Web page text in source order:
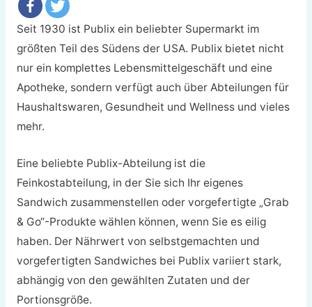
Seit 1930 ist Publix ein beliebter Supermarkt im
größten Teil des Südens der USA. Publix bietet nicht
nur ein komplettes Lebensmittelgeschäft und eine
Apotheke, sondern verfügt auch über Abteilungen für
Haushaltswaren, Gesundheit und Wellness und vieles
mehr.
Eine beliebte Publix-Abteilung ist die
Feinkostabteilung, in der Sie sich Ihr eigenes
Sandwich zusammenstellen oder vorgefertigte „Grab
& Go“-Produkte wählen können, wenn Sie es eilig
haben. Der Nährwert von selbstgemachten und
vorgefertigten Sandwiches bei Publix variiert stark,
abhängig von den gewählten Zutaten und der
Portionsgröße.